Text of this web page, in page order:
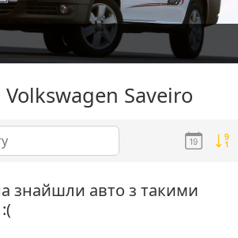
Volkswagen Saveiro
знайшли авто з такими